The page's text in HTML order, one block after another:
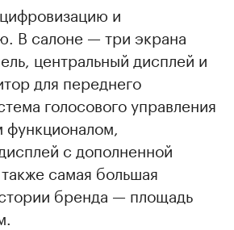
и
В салоне — три экрана
центральный дисплей и
для переднего
голосового управления
с дополненной
самая большая
бренда — площадь